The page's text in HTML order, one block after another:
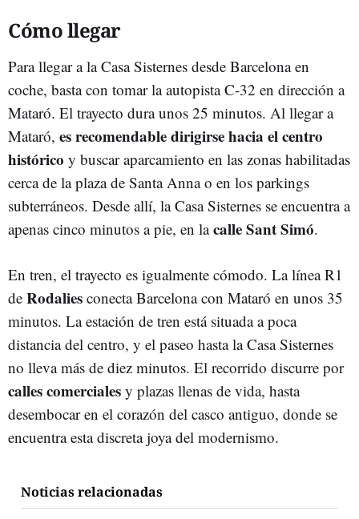
Cómo llegar
Para llegar a la Casa Sisternes desde Barcelona en
coche, basta con tomar la autopista C-32 en dirección a
Mataró. El trayecto dura unos 25 minutos. Al llegar a
Mataró, es recomendable dirigirse hacia el centro
histórico y buscar aparcamiento en las zonas habilitadas
cerca de la plaza de Santa Anna o en los parkings
subterráneos. Desde allí, la Casa Sisternes se encuentra a
apenas cinco minutos a pie, en lacalle Sant Simó.
En tren, el trayecto es igualmente cómodo. La línea R1
de Rodalies conecta Barcelona con Mataró en unos 35
minutos. La estación de tren está situada a poca
distancia del centro, y el paseo hasta la Casa Sisternes
no lleva más de diez minutos. El recorrido discurre por
calles comerciales y plazas llenas de vida, hasta
desembocar en el corazón del casco antiguo, donde se
encuentra esta discreta joya del modernismo.
Noticias relacionadas